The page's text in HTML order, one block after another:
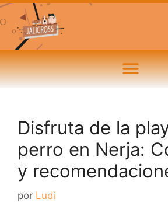
Disfruta de la
perro en Nerja:
y
por Ludi